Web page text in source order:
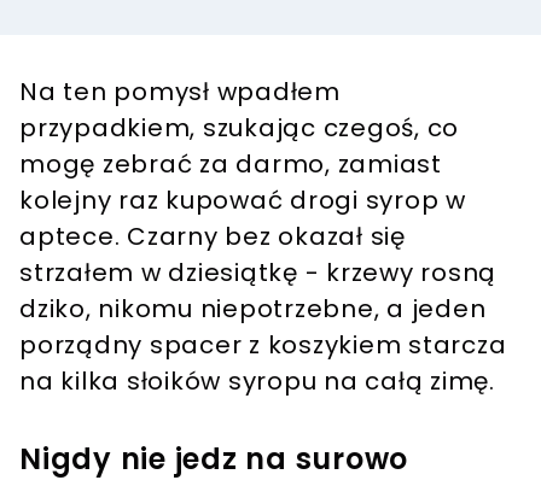
Na ten pomysł wpadłem
przypadkiem, szukając czegoś, co
mogę zebrać za darmo, zamiast
kolejny raz kupować drogi syrop w
aptece. Czarny bez okazał się
strzałem w dziesiątkę - krzewy rosną
dziko, nikomu niepotrzebne, a jeden
porządny spacer z koszykiem starcza
na kilka słoików syropu na całą zimę.
Nigdy nie jedz na surowo